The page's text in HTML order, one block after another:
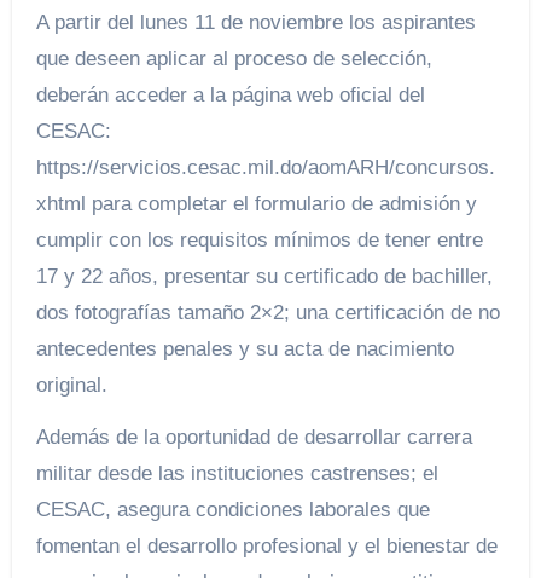
A partir del lunes 11 de noviembre los aspirantes
que deseen aplicar al proceso de selección,
deberán acceder a la página web oficial del
CESAC:
https://servicios.cesac.mil.do/aomARH/concursos.
xhtml para completar el formulario de admisión y
cumplir con los requisitos mínimos de tener entre
17 y 22 años, presentar su certificado de bachiller,
dos fotografías tamaño 2×2; una certificación de no
antecedentes penales y su acta de nacimiento
original.
Además de la oportunidad de desarrollar carrera
militar desde las instituciones castrenses; el
CESAC, asegura condiciones laborales que
fomentan el desarrollo profesional y el bienestar de